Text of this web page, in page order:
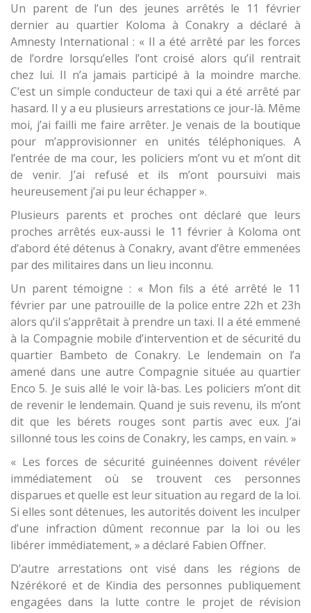
Un parent de l’un des jeunes arrêtés le 11 février
dernier au quartier Koloma à Conakry a déclaré à
Amnesty International : « Il a été arrêté par les forces
de l’ordre lorsqu’elles l’ont croisé alors qu’il rentrait
chez lui. Il n’a jamais participé à la moindre marche.
C’est un simple conducteur de taxi qui a été arrêté par
hasard. Il y a eu plusieurs arrestations ce jour-là. Même
moi, j’ai failli me faire arrêter. Je venais de la boutique
pour m’approvisionner en unités téléphoniques. A
l’entrée de ma cour, les policiers m’ont vu et m’ont dit
de venir. J’ai refusé et ils m’ont poursuivi mais
heureusement j’ai pu leur échapper ».
Plusieurs parents et proches ont déclaré que leurs
proches arrêtés eux-aussi le 11 février à Koloma ont
d’abord été détenus à Conakry, avant d’être emmenées
par des militaires dans un lieu inconnu.
Un parent témoigne : « Mon fils a été arrêté le 11
février par une patrouille de la police entre 22h et 23h
alors qu’il s’apprêtait à prendre un taxi. Il a été emmené
à la Compagnie mobile d’intervention et de sécurité du
quartier Bambeto de Conakry. Le lendemain on l’a
amené dans une autre Compagnie située au quartier
Enco 5. Je suis allé le voir là-bas. Les policiers m’ont dit
de revenir le lendemain. Quand je suis revenu, ils m’ont
dit que les bérets rouges sont partis avec eux. J’ai
sillonné tous les coins de Conakry, les camps, en vain. »
« Les forces de sécurité guinéennes doivent révéler
immédiatement où se trouvent ces personnes
disparues et quelle est leur situation au regard de la loi.
Si elles sont détenues, les autorités doivent les inculper
d’une infraction dûment reconnue par la loi ou les
libérer immédiatement, » a déclaré Fabien Offner.
D’autre arrestations ont visé dans les régions de
Nzérékoré et de Kindia des personnes publiquement
engagées dans la lutte contre le projet de révision